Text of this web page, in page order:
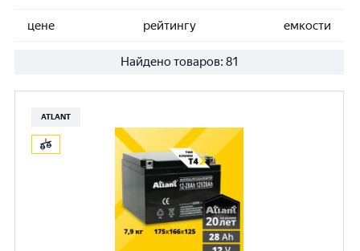
цене рейтингу емкости
Найдено товаров: 81
ATLANT